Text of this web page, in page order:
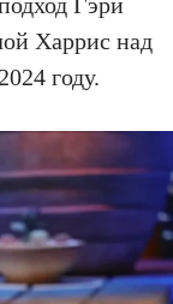
Харрис над
году.